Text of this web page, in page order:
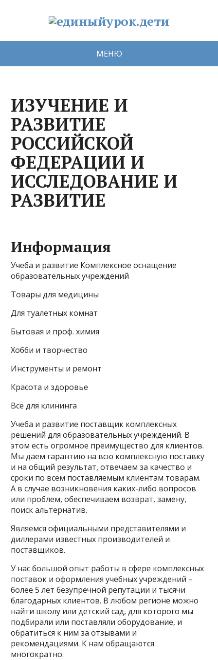
МЕНЮ
ИЗУЧЕНИЕ И
РАЗВИТИЕ
РОССИЙСКОЙ
ФЕДЕРАЦИИ И
ИССЛЕДОВАНИЕ И
РАЗВИТИЕ
Информация
Учеба и развитие Комплексное оснащение
образовательных учреждений
Товары для медицины
Для туалетных комнат
Бытовая и проф. химия
Хобби и творчество
Инструменты и ремонт
Красота и здоровье
Всё для клининга
Учеба и развитие поставщик комплексных
решений для образовательных учреждений. В
этом есть огромное преимущество для клиентов.
Мы даем гарантию на всю комплексную поставку
и на общий результат, отвечаем за качество и
сроки по всем поставляемым клиентам товарам.
А в случае возникновения каких-либо вопросов
или проблем, обеспечиваем возврат, замену,
поиск альтернатив.
Являемся официальными представителями и
диллерами известных производителей и
поставщиков.
У нас большой опыт работы в сфере комплексных
поставок и оформления учебных учреждений –
более 5 лет безупречной репутации и тысячи
благодарных клиентов. В любом регионе можно
найти школу или детский сад, для которого мы
подбирали или поставляли оборудование, и
обратиться к ним за отзывами и
рекомендациями. К нам обращаются
многократно.